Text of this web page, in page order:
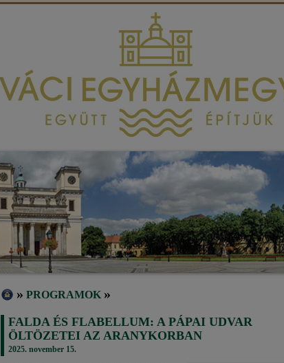
» PROGRAMOK »
FALDA ÉS FLABELLUM: A PÁPAI UDVAR
ÖLTÖZETEI AZ ARANYKORBAN
2025. november 15.